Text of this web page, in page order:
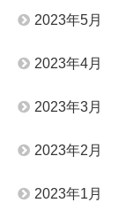
2023年5月
2023年4月
2023年3月
2023年2月
2023年1月